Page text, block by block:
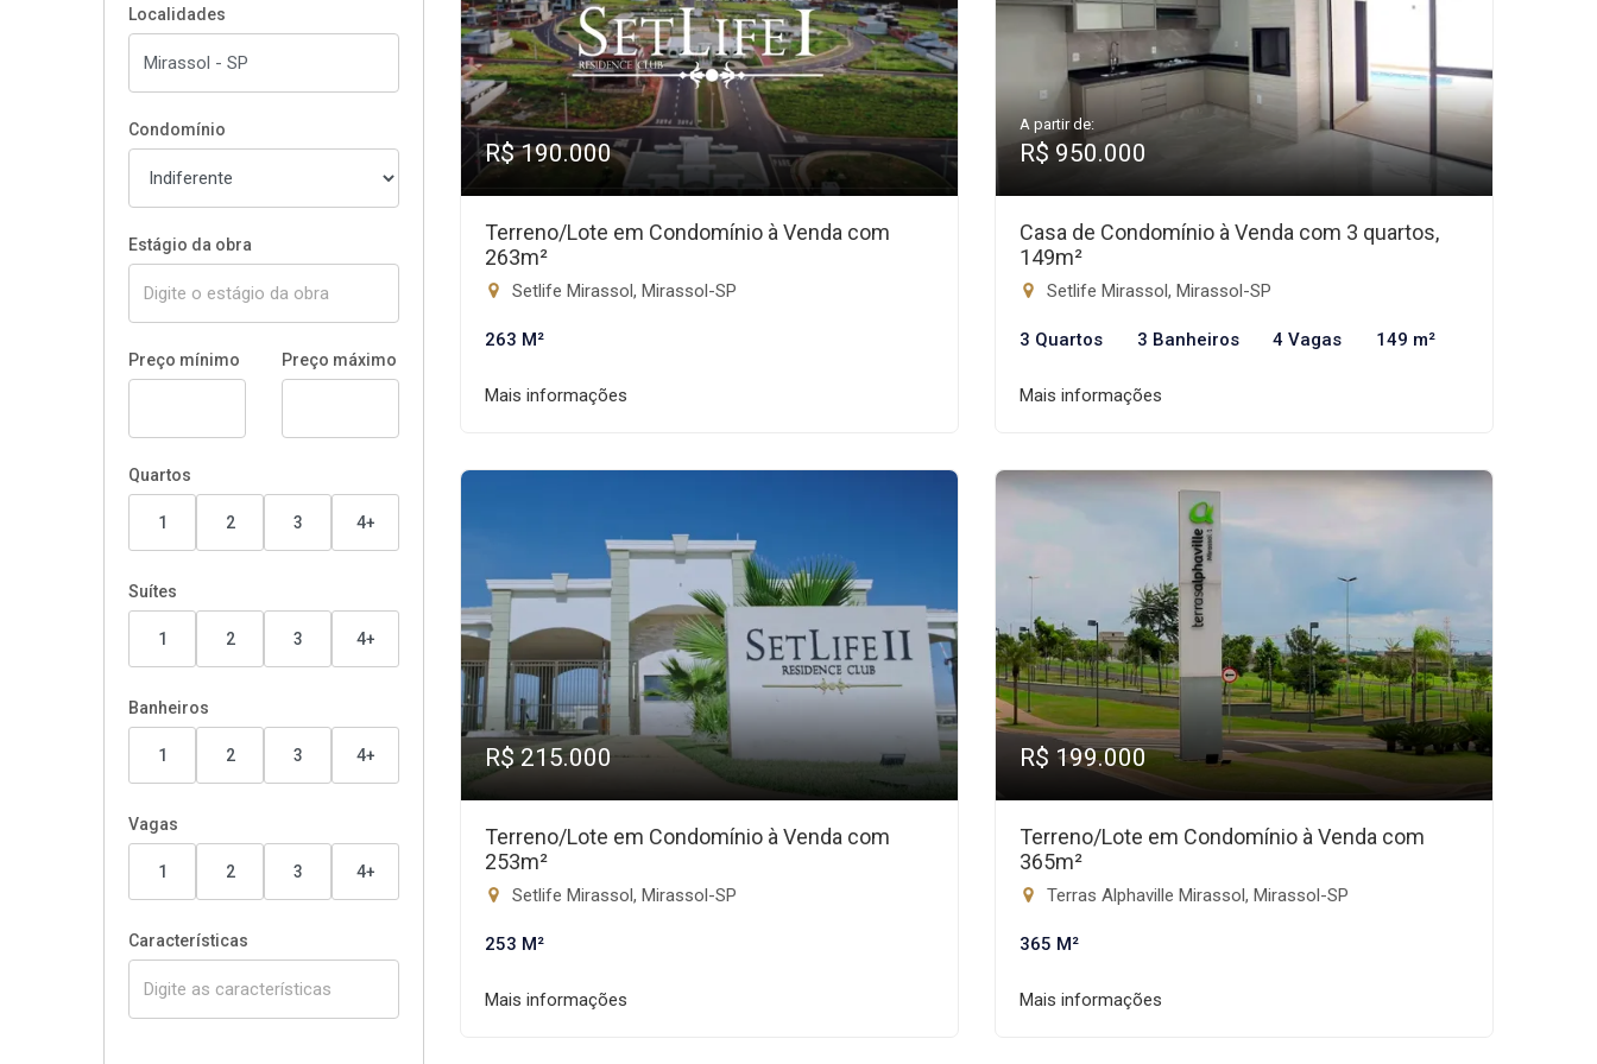
Localidades
Condomínio
Estágio da obra
Preço mínimo Preço máximo
Quartos
1 2 3 4+
Suítes
1 2 3 4+
Banheiros
1 2 3 4+
Vagas
1 2 3 4+
Características
R$ 190.000
Terreno/Lote em Condomínio à Venda com
263m²
Setlife Mirassol, Mirassol-SP
263 M²
Mais informações
A partir de:
R$ 950.000
Casa de Condomínio à Venda com 3 quartos,
149m²
Setlife Mirassol, Mirassol-SP
3 Quartos 3 Banheiros 4 Vagas 149 m²
Mais informações
R$ 215.000
Terreno/Lote em Condomínio à Venda com
253m²
Setlife Mirassol, Mirassol-SP
253 M²
Mais informações
R$ 199.000
Terreno/Lote em Condomínio à Venda com
365m²
Terras Alphaville Mirassol, Mirassol-SP
365 M²
Mais informações